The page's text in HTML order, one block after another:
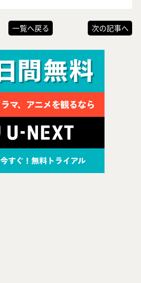
一覧へ戻る 次の記事へ